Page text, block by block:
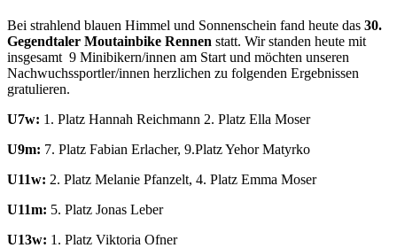
Bei strahlend blauen Himmel und Sonnenschein fand heute das 30.
Gegendtaler Moutainbike Rennen statt. Wir standen heute mit
insgesamt 9 Minibikern/innen am Start und möchten unseren
Nachwuchssportler/innen herzlichen zu folgenden Ergebnissen
gratulieren.
U7w: 1. Platz Hannah Reichmann 2. Platz Ella Moser
U9m: 7. Platz Fabian Erlacher, 9.Platz Yehor Matyrko
U11w: 2. Platz Melanie Pfanzelt, 4. Platz Emma Moser
U11m: 5. Platz Jonas Leber
U13w: 1. Platz Viktoria Ofner